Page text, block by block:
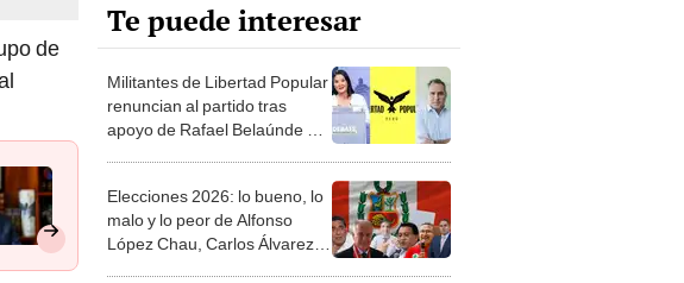
de
Te puede interesar
Militantes de Libertad Popular
renuncian al partido tras
apoyo de Rafael Belaúnde a
Elecciones 2026: lo bueno, lo
malo y lo peor de Alfonso
López Chau, Carlos Álvarez,